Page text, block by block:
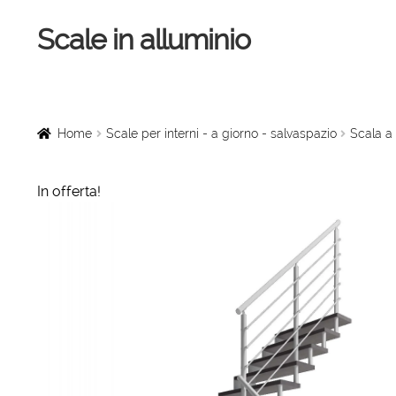
Vai
alla
Vai
al
Scale in alluminio
Scale a chiocciola
Home Scale per interni - a giorno - salvaspazio Scala a
In offerta!